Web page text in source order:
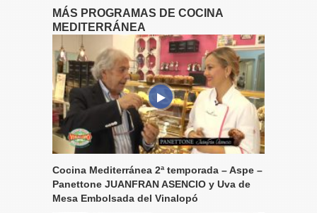
MÁS PROGRAMAS DE COCINA
MEDITERRÁNEA
Cocina Mediterránea 2ª temporada – Aspe –
Panettone JUANFRAN ASENCIO y Uva de
Mesa Embolsada del Vinalopó